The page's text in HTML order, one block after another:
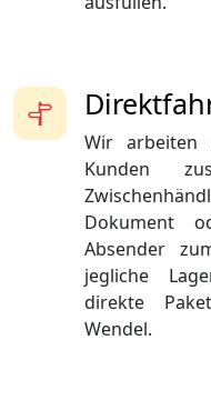
Wir arbeiten
Kunden
Dokument
Absender
jegliche
direkte
Wendel.